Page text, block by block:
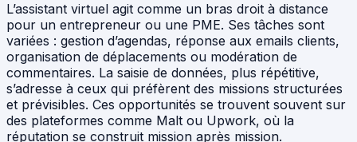
L’assistant virtuel agit comme un bras droit à distance
pour un entrepreneur ou une PME. Ses tâches sont
variées : gestion d’agendas, réponse aux emails clients,
organisation de déplacements ou modération de
commentaires. La saisie de données, plus répétitive,
s’adresse à ceux qui préfèrent des missions structurées
et prévisibles. Ces opportunités se trouvent souvent sur
des plateformes comme Malt ou Upwork, où la
réputation se construit mission après mission.